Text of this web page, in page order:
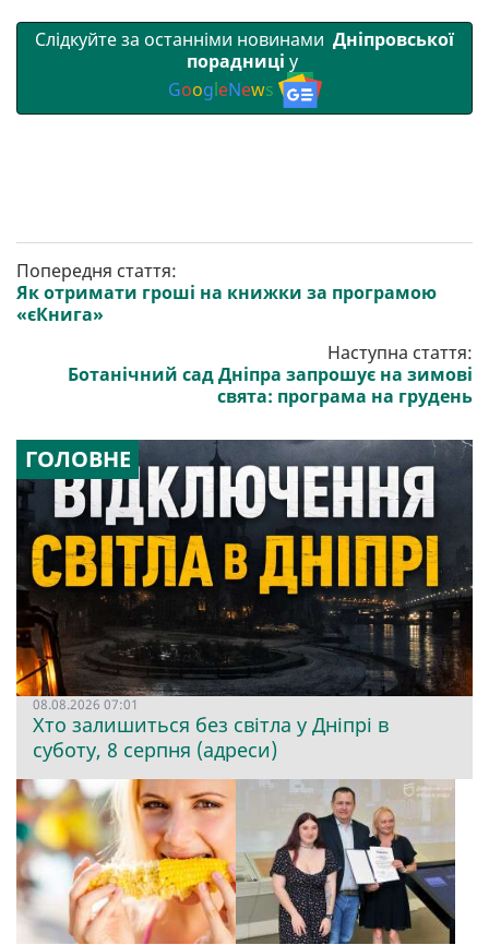
Слідкуйте за останніми новинами Дніпровської
порадниці у
GoogleNews
Попередня стаття:
Як отримати гроші на книжки за програмою
«єКнига»
Наступна стаття:
Ботанічний сад Дніпра запрошує на зимові
свята: програма на грудень
ГОЛОВНЕ
08.08.2026 07:01
Хто залишиться без світла у Дніпрі в
суботу, 8 серпня (адреси)